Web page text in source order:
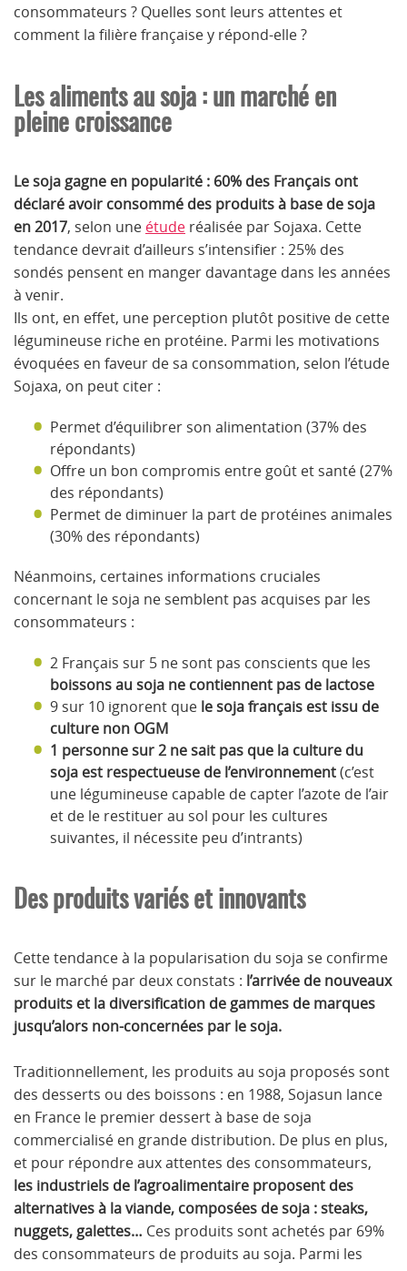
consommateurs ? Quelles sont leurs attentes et
comment la filière française y répond-elle ?
Les aliments au soja : un marché en
pleine croissance
Le soja gagne en popularité : 60% des Français ont
déclaré avoir consommé des produits à base de soja
en 2017, selon une étude réalisée par Sojaxa. Cette
tendance devrait d’ailleurs s’intensifier : 25% des
sondés pensent en manger davantage dans les années
à venir.
Ils ont, en effet, une perception plutôt positive de cette
légumineuse riche en protéine. Parmi les motivations
évoquées en faveur de sa consommation, selon l’étude
Sojaxa, on peut citer :
Permet d’équilibrer son alimentation (37% des
répondants)
Offre un bon compromis entre goût et santé (27%
des répondants)
Permet de diminuer la part de protéines animales
(30% des répondants)
Néanmoins, certaines informations cruciales
concernant le soja ne semblent pas acquises par les
consommateurs :
2 Français sur 5 ne sont pas conscients que les
boissons au soja ne contiennent pas de lactose
9 sur 10 ignorent que le soja français est issu de
culture non OGM
1 personne sur 2 ne sait pas que la culture du
soja est respectueuse de l’environnement(c’est
une légumineuse capable de capter l’azote de l’air
et de le restituer au sol pour les cultures
suivantes, il nécessite peu d’intrants)
Des produits variés et innovants
Cette tendance à la popularisation du soja se confirme
sur le marché par deux constats : l’arrivée de nouveaux
produits et la diversification de gammes de marques
jusqu’alors non-concernées par le soja.
Traditionnellement, les produits au soja proposés sont
des desserts ou des boissons : en 1988, Sojasun lance
en France le premier dessert à base de soja
commercialisé en grande distribution. De plus en plus,
et pour répondre aux attentes des consommateurs,
les industriels de l’agroalimentaire proposent des
alternatives à la viande, composées de soja : steaks,
nuggets, galettes… Ces produits sont achetés par 69%
des consommateurs de produits au soja. Parmi les